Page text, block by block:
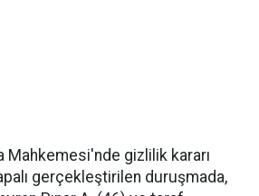
Mahkemesi'nde gizlilik kararı
gerçekleştirilen duruşmada,